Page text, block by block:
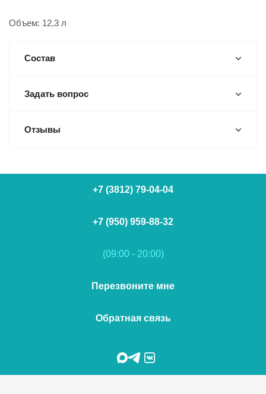
Объем: 12,3 л
Состав
Задать вопрос
Отзывы
+7 (3812) 79-04-04
+7 (950) 959-88-32
(09:00 - 20:00)
Перезвоните мне
Обратная связь